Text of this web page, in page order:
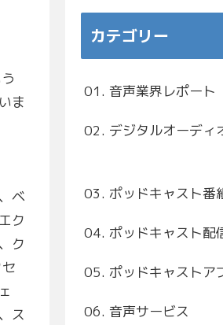
ま
ベ
ク
ク
ス
カテゴリー
01. 音声業界レポート
02. デジタルオーディ
03. ポッドキャスト番
04. ポッドキャスト配
05. ポッドキャストア
06. 音声サービス